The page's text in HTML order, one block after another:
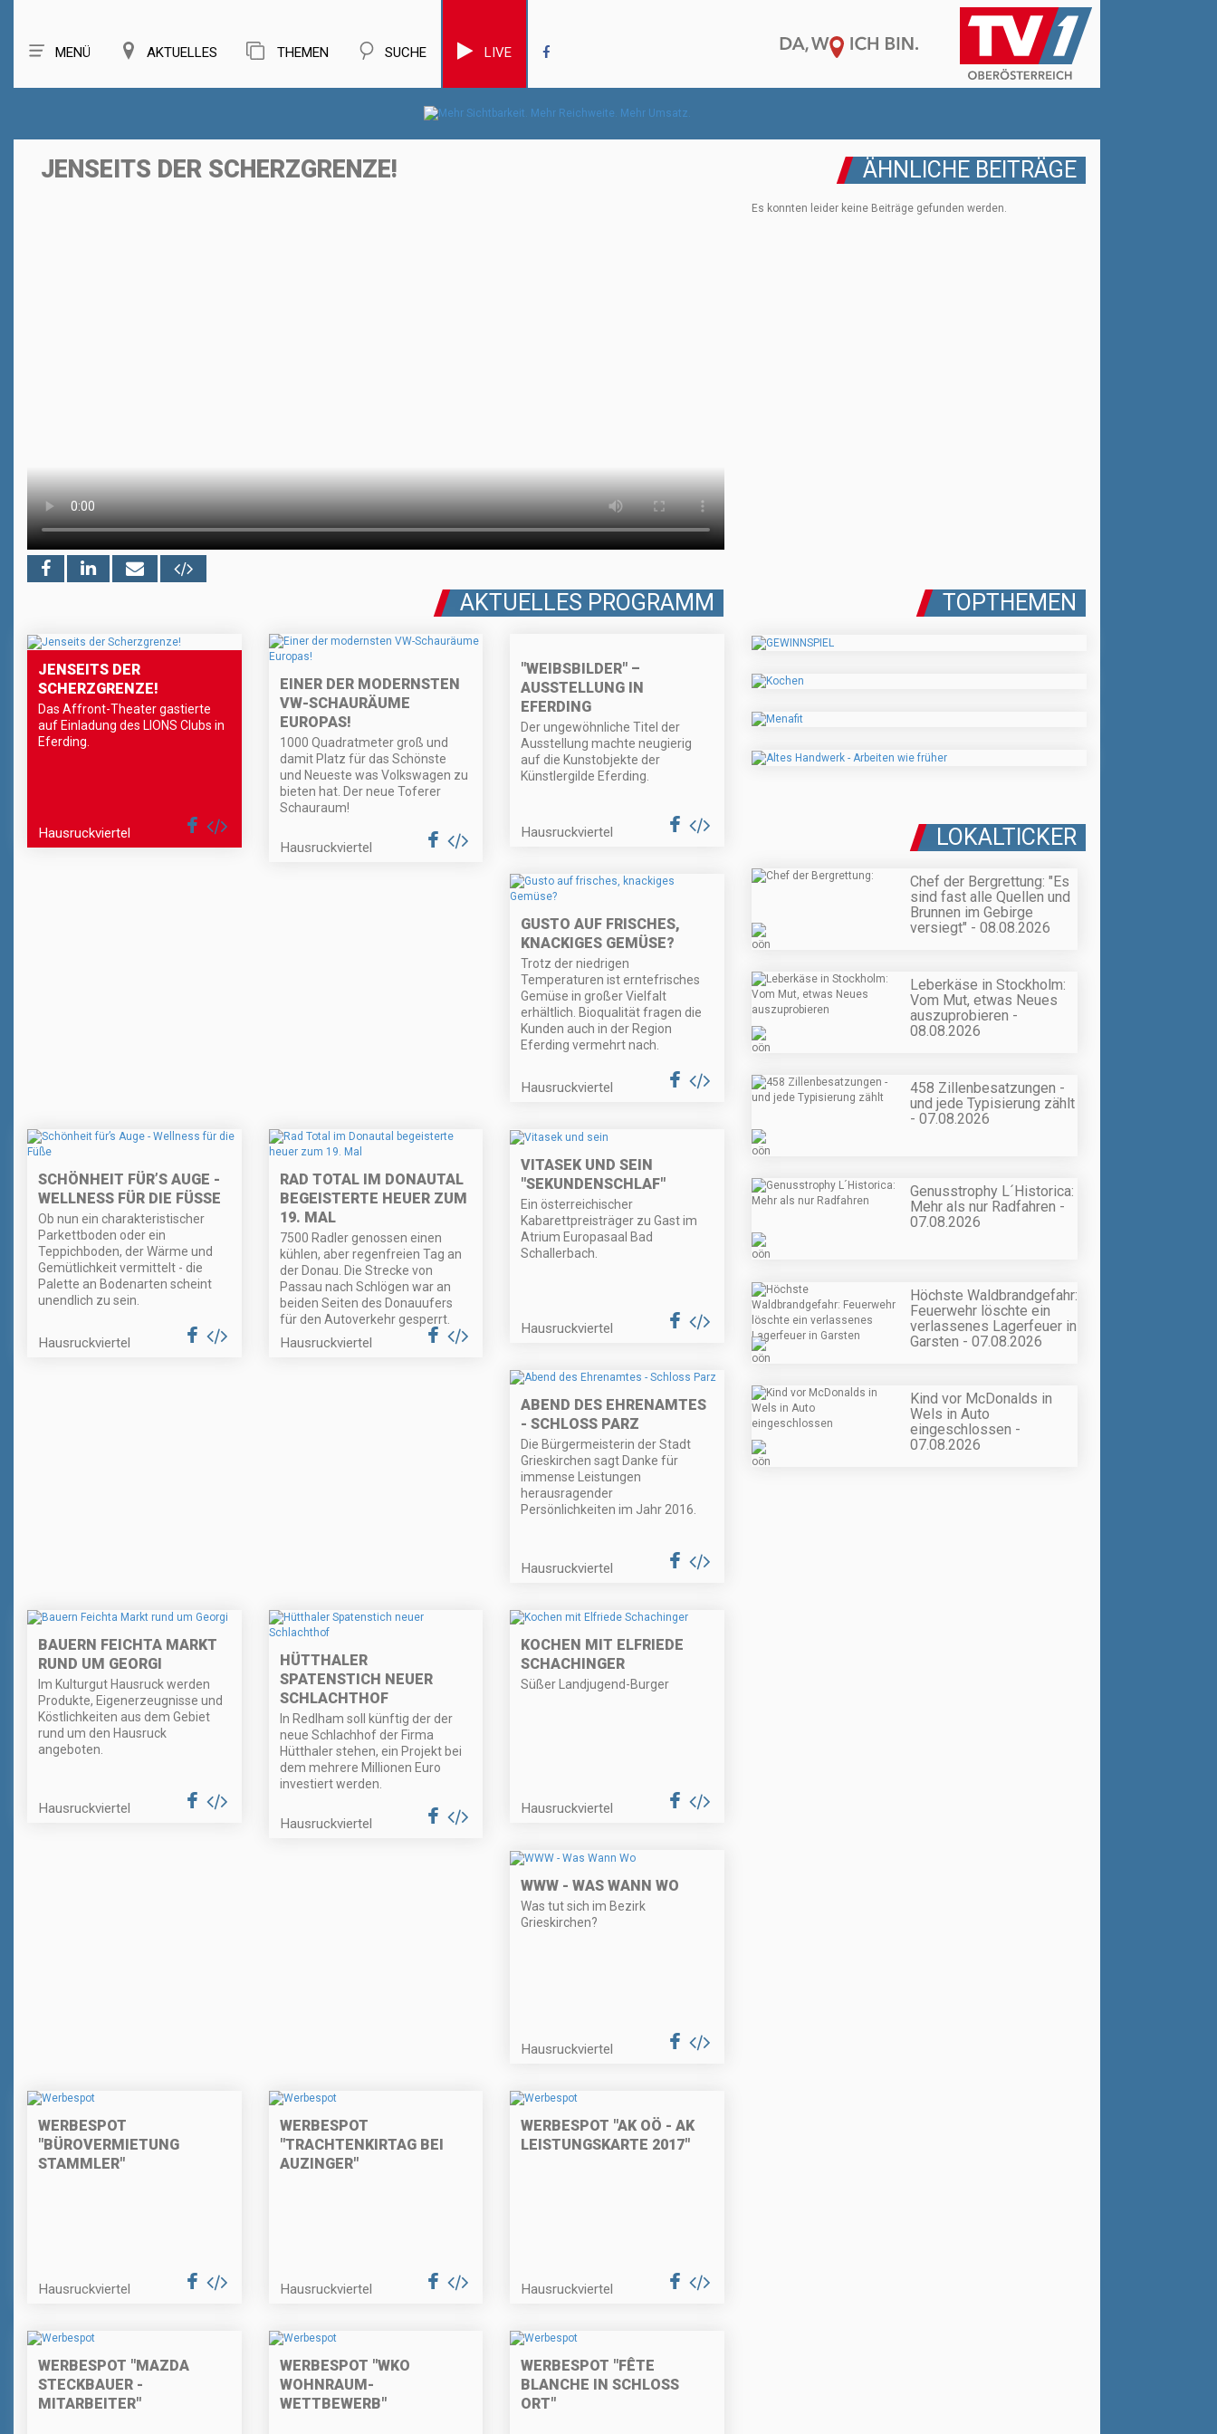
MENÜ AKTUELLES THEMEN SUCHE LIVE
JENSEITS DER SCHERZGRENZE! ÄHNLICHE BEITRÄGE
Es konnten leider keine Beiträge gefunden werden.
AKTUELLES PROGRAMM
JENSEITS DER
SCHERZGRENZE!
Das Affront-Theater gastierte
auf Einladung des LIONS Clubs in
Eferding.
Hausruckviertel
EINER DER MODERNSTEN
VW-SCHAURÄUME
EUROPAS!
1000 Quadratmeter groß und
damit Platz für das Schönste
und Neueste was Volkswagen zu
bieten hat. Der neue Toferer
Schauraum!
Hausruckviertel
"WEIBSBILDER" –
AUSSTELLUNG IN
EFERDING
Der ungewöhnliche Titel der
Ausstellung machte neugierig
auf die Kunstobjekte der
Künstlergilde Eferding.
Hausruckviertel
GUSTO AUF FRISCHES,
KNACKIGES GEMÜSE?
Trotz der niedrigen
Temperaturen ist erntefrisches
Gemüse in großer Vielfalt
erhältlich. Bioqualität fragen die
Kunden auch in der Region
Eferding vermehrt nach.
Hausruckviertel
SCHÖNHEIT FÜR’S AUGE -
WELLNESS FÜR DIE FÜSSE
Ob nun ein charakteristischer
Parkettboden oder ein
Teppichboden, der Wärme und
Gemütlichkeit vermittelt - die
Palette an Bodenarten scheint
unendlich zu sein.
Hausruckviertel
RAD TOTAL IM DONAUTAL
BEGEISTERTE HEUER ZUM
19. MAL
7500 Radler genossen einen
kühlen, aber regenfreien Tag an
der Donau. Die Strecke von
Passau nach Schlögen war an
beiden Seiten des Donauufers
für den Autoverkehr gesperrt.
Hausruckviertel
VITASEK UND SEIN
"SEKUNDENSCHLAF"
Ein österreichischer
Kabarettpreisträger zu Gast im
Atrium Europasaal Bad
Schallerbach.
Hausruckviertel
ABEND DES EHRENAMTES
- SCHLOSS PARZ
Die Bürgermeisterin der Stadt
Grieskirchen sagt Danke für
immense Leistungen
herausragender
Persönlichkeiten im Jahr 2016.
Hausruckviertel
BAUERN FEICHTA MARKT
RUND UM GEORGI
Im Kulturgut Hausruck werden
Produkte, Eigenerzeugnisse und
Köstlichkeiten aus dem Gebiet
rund um den Hausruck
angeboten.
Hausruckviertel
HÜTTHALER
SPATENSTICH NEUER
SCHLACHTHOF
In Redlham soll künftig der der
neue Schlachhof der Firma
Hütthaler stehen, ein Projekt bei
dem mehrere Millionen Euro
investiert werden.
Hausruckviertel
KOCHEN MIT ELFRIEDE
SCHACHINGER
Süßer Landjugend-Burger
Hausruckviertel
WWW - WAS WANN WO
Was tut sich im Bezirk
Grieskirchen?
Hausruckviertel
WERBESPOT
"BÜROVERMIETUNG
STAMMLER"
Hausruckviertel
WERBESPOT
"TRACHTENKIRTAG BEI
AUZINGER"
Hausruckviertel
WERBESPOT "AK OÖ - AK
LEISTUNGSKARTE 2017"
Hausruckviertel
WERBESPOT "MAZDA
STECKBAUER -
MITARBEITER"
WERBESPOT "WKO
WOHNRAUM-
WETTBEWERB"
WERBESPOT "FÊTE
BLANCHE IN SCHLOSS
ORT"
TOPTHEMEN
LOKALTICKER
Chef der Bergrettung: "Es
sind fast alle Quellen und
Brunnen im Gebirge
versiegt" - 08.08.2026
Leberkäse in Stockholm:
Vom Mut, etwas Neues
auszuprobieren -
08.08.2026
458 Zillenbesatzungen -
und jede Typisierung zählt
- 07.08.2026
Genusstrophy L´Historica:
Mehr als nur Radfahren -
07.08.2026
Höchste Waldbrandgefahr:
Feuerwehr löschte ein
verlassenes Lagerfeuer in
Garsten - 07.08.2026
Kind vor McDonalds in
Wels in Auto
eingeschlossen -
07.08.2026